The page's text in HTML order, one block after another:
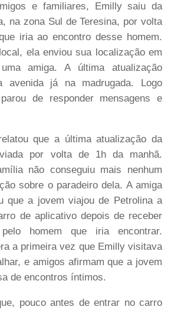
e familiares, Emilly saiu da
na zona Sul de Teresina, por volta
iria ao encontro desse homem.
ela enviou sua localização em
amiga. A última atualização
avenida já na madrugada. Logo
de responder mensagens e
que a última atualização da
por volta de 1h da manhã.
não conseguiu mais nenhum
sobre o paradeiro dela. A amiga
que a jovem viajou de Petrolina a
de aplicativo depois de receber
homem que iria encontrar.
a primeira vez que Emilly visitava
e amigos afirmam que a jovem
de encontros íntimos.
pouco antes de entrar no carro